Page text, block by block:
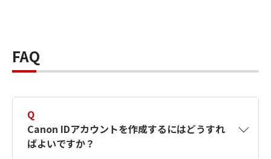
FAQ
Q
Canon IDアカウントを作成するにはどうすれ
ばよいですか？